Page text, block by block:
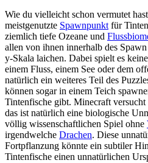
Wie du vielleicht schon vermutet
meistgenutzte Spawnpunkt für
ziemlich tiefe Ozeane und
allen von ihnen innerhalb des
y-Skala laichen. Dabei spielt es
einem Fluss, einem See oder dem
natürlich ein weiteres Teil des
können sogar in einem Teich
Tintenfische gibt. Minecraft versucht
das ist natürlich eine biologische
völlig wissenschaftlichen Spiel ohne
irgendwelche Drachen. Diese
Fortpflanzung könnte ein subtiler
Tintenfische einen unnatürlichen